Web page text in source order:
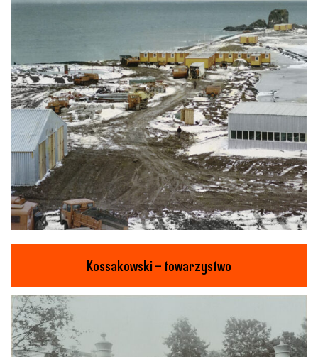
Kossakowski – towarzystwo